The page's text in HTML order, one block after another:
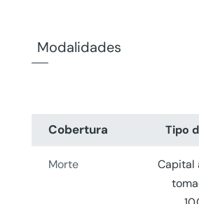
Modalidades
Cobertura Tipo
Morte
Capital